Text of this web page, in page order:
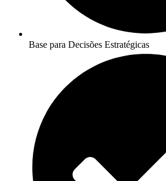
Base para Decisões Estratégicas